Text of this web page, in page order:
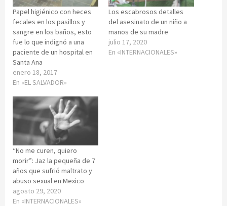
Papel higiénico con heces
fecales en los pasillos y
sangre en los baños, esto
fue lo que indignó a una
paciente de un hospital en
Santa Ana
enero 18, 2017
En «EL SALVADOR»
Los escabrosos detalles
del asesinato de un niño a
manos de su madre
julio 17, 2020
En «INTERNACIONALES»
“No me curen, quiero
morir”: Jaz la pequeña de 7
años que sufrió maltrato y
abuso sexual en Mexico
agosto 29, 2020
En «INTERNACIONALES»